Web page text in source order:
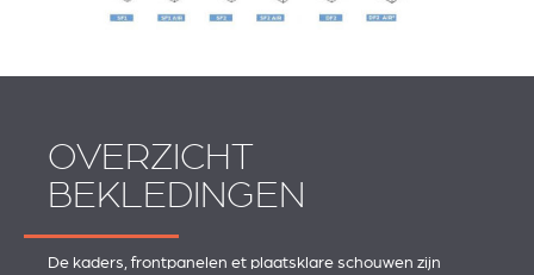
OVERZICHT
BEKLEDINGEN
De kaders, frontpanelen et plaatsklare schouwen zijn